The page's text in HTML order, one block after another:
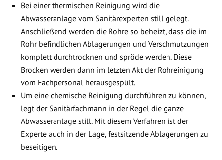
Bei einer thermischen Reinigung wird die
Abwasseranlage vom Sanitärexperten still gelegt.
Anschließend werden die Rohre so beheizt, dass die im
Rohr befindlichen Ablagerungen und Verschmutzungen
komplett durchtrocknen und spröde werden. Diese
Brocken werden dann im letzten Akt der Rohreinigung
vom Fachpersonal herausgespült.
Um eine chemische Reinigung durchführen zu können,
legt der Sanitärfachmann in der Regel die ganze
Abwasseranlage still. Mit diesem Verfahren ist der
Experte auch in der Lage, festsitzende Ablagerungen zu
beseitigen.